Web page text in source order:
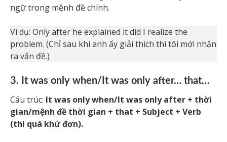
ngữ trong mệnh đề chính.
Ví dụ: Only after he explained it did I realize the
problem. (Chỉ sau khi anh ấy giải thích thì tôi mới nhận
ra vấn đề.)
3. It was only when/It was only after… that…
Cấu trúc: It was only when/It was only after + thời
gian/mệnh đề thời gian + that + Subject + Verb
(thì quá khứ đơn).